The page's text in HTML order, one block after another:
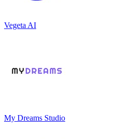
Vegeta AI
My Dreams Studio